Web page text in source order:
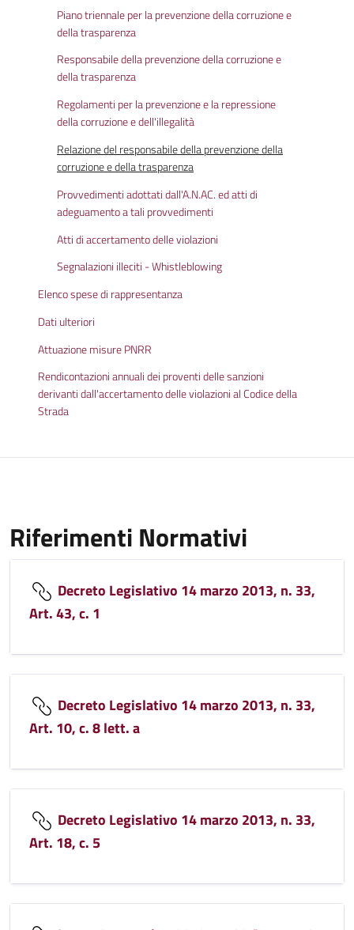
Piano triennale per la prevenzione della corruzione e
della trasparenza
Responsabile della prevenzione della corruzione e
della trasparenza
Regolamenti per la prevenzione e la repressione
della corruzione e dell'illegalità
Relazione del responsabile della prevenzione della
corruzione e della trasparenza
Provvedimenti adottati dall'A.N.AC. ed atti di
adeguamento a tali provvedimenti
Atti di accertamento delle violazioni
Segnalazioni illeciti - Whistleblowing
Elenco spese di rappresentanza
Dati ulteriori
Attuazione misure PNRR
Rendicontazioni annuali dei proventi delle sanzioni
derivanti dall'accertamento delle violazioni al Codice della
Strada
Riferimenti Normativi
Decreto Legislativo 14 marzo 2013, n. 33,
Art. 43, c. 1
Decreto Legislativo 14 marzo 2013, n. 33,
Art. 10, c. 8 lett. a
Decreto Legislativo 14 marzo 2013, n. 33,
Art. 18, c. 5